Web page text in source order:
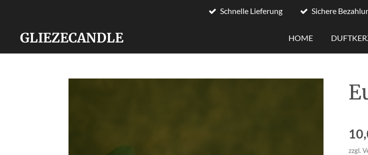
springen
Schnelle Lieferung Sichere
GLIEZECANDLE HOME
zzgl.